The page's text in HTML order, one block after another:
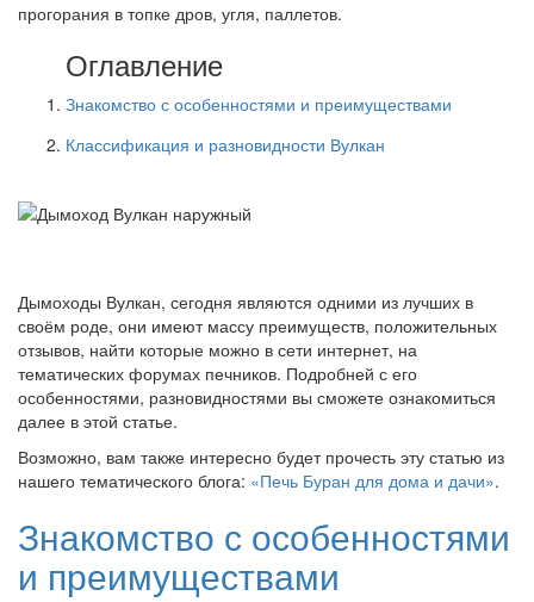
прогорания в топке дров, угля, паллетов.
Оглавление
Знакомство с особенностями и преимуществами
Классификация и разновидности Вулкан
Дымоходы Вулкан, сегодня являются одними из лучших в
своём роде, они имеют массу преимуществ, положительных
отзывов, найти которые можно в сети интернет, на
тематических форумах печников. Подробней с его
особенностями, разновидностями вы сможете ознакомиться
далее в этой статье.
Возможно, вам также интересно будет прочесть эту статью из
нашего тематического блога: «Печь Буран для дома и дачи».
Знакомство с особенностями
и преимуществами